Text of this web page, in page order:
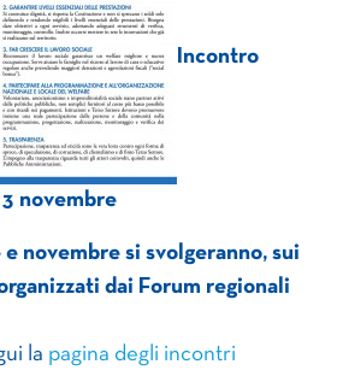
Incontro
3 novembre
novembre si svolgeranno, sui
dai Forum regionali
la pagina degli incontri